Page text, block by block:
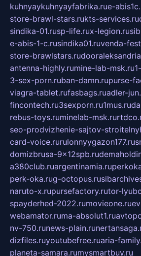
kuhnyaykuhnyayfabrika.rue-
store-brawl-stars.rukts-services.ru
sindika-01.rusp-life.rux-legion.ru
e-abis-1-c.rusindika01.ruvenda-
store-brawlstars.ru
antenna-highly.rumine-lab-msk.ru
3-sex-porn.ruban-damn.rupurse-
viagra-tablet.rufasbags.ruadler-
fincontech.ru3sexporn.ru1mus.ru
rebus-toys.ruminelab-msk.ru
seo-prodvizhenie-sajtov-
card-voice.rurulonnyygazon177.ru
domizbrusa-9x12spb.ru
a380club.ruargentinamia.ru
perk-oka.rug-octopus.ru
naruto-x.rupursefactory.rutor-
spayderhed-2022.rumovieone.ru
webamator.ruma-absolut1.ru
nv-750.runews-plain.ru
dizfiles.ruyoutubefree.ruaria-
planeta-samara.rumysmartbuy.ru